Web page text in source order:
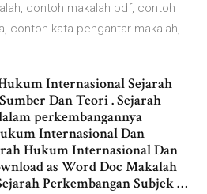
contoh makalah pdf, contoh
contoh kata pengantar makalah,
Hukum Internasional Sejarah
Dan Teori . Sejarah
perkembangannya
Internasional Dan
Hukum Internasional Dan
as Word Doc Makalah
Perkembangan Subjek …